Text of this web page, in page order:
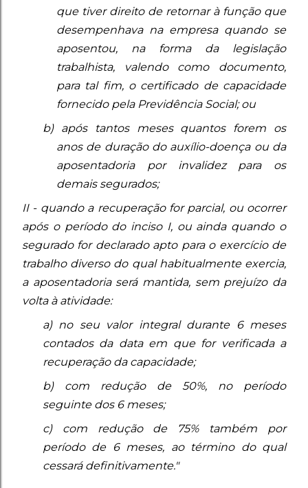
que tiver direito de retornar à função que
desempenhava na empresa quando se
aposentou, na forma da legislação
trabalhista, valendo como documento,
para tal fim, o certificado de capacidade
fornecido pela Previdência Social; ou
b) após tantos meses quantos forem os
anos de duração do auxílio-doença ou da
aposentadoria por invalidez para os
demais segurados;
II - quando a recuperação for parcial, ou ocorrer
após o período do inciso I, ou ainda quando o
segurado for declarado apto para o exercício de
trabalho diverso do qual habitualmente exercia,
a aposentadoria será mantida, sem prejuízo da
volta à atividade:
a) no seu valor integral durante 6 meses
contados da data em que for verificada a
recuperação da capacidade;
b) com redução de 50%, no período
seguinte dos 6 meses;
c) com redução de 75% também por
período de 6 meses, ao término do qual
cessará definitivamente."